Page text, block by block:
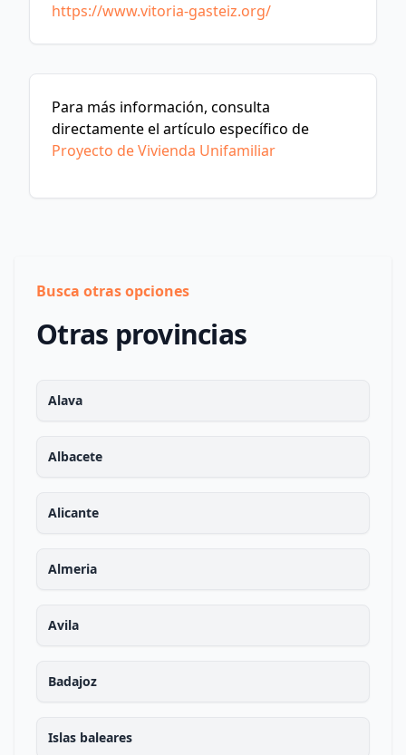
https://www.vitoria-gasteiz.org/
Para más información, consulta
directamente el artículo específico de
Proyecto de Vivienda Unifamiliar
Busca otras opciones
Otras provincias
Alava
Albacete
Alicante
Almeria
Avila
Badajoz
Islas baleares